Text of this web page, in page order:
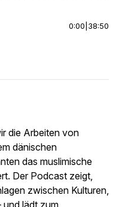
0:00 38:50
die Arbeiten von
dänischen
das muslimische
Der Podcast zeigt,
zwischen Kulturen,
und lädt zum